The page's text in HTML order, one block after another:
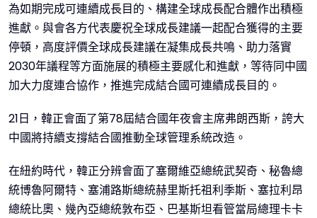
為如期完成可連續成長目的、構建全球成長配合體作出積極
進獻。與會各方代表慶祝全球成長建議一起配合獲得的主要
停頓，高度評價全球成長建議在凝集成長共鳴、助力落實
2030年議程等方面施展的積極主要感化和進獻，等待同中國
加大力度連合協作，推進完成結合國可連續成長目的。
21日，韓正會面了第78屆結合國年夜會主席弗朗西斯，誇大
中國將持續支撐結合國推動全球管理系統改造。
在紐約時代，韓正分辨會面了塞爾維亞總統武契奇、秘魯總
統博魯阿爾特、塞浦路斯總統赫里斯托祖利季斯、塞拉利昂
總統比奧、幾內亞總統敦布亞、巴基斯坦看管當局總理卡卡